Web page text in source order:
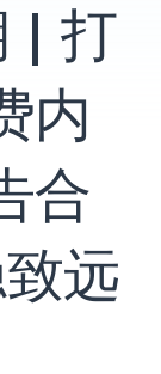
| 打
内
合
远